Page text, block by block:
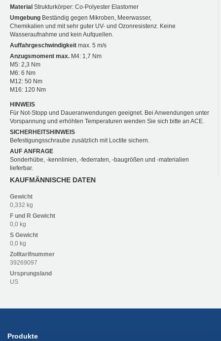
Material Strukturkörper: Co-Polyester Elastomer
Umgebung Beständig gegen Mikroben, Meerwasser,
Chemikalien und mit sehr guter UV- und Ozonresistenz. Keine
Wasseraufnahme und kein Aufquellen.
Auffahrgeschwindigkeit max. 5 m/s
Anzugsmoment max. M4: 1,7 Nm
M5: 2,3 Nm
M6: 6 Nm
M12: 50 Nm
M16: 120 Nm
HINWEIS
Für Not-Stopp und Daueranwendungen geeignet. Bei Anwendungen unter
Vorspannung und erhöhten Temperaturen wenden Sie sich bitte an ACE.
SICHERHEITSHINWEIS
Befestigungsschraube zusätzlich mit Loctite sichern.
AUF ANFRAGE
Sonderhübe, -kennlinien, -federraten, -baugrößen und -materialien
lieferbar.
KAUFMÄNNISCHE DATEN
Gewicht
0,332 kg
F und R Gewicht
0,0 kg
S Gewicht
0,0 kg
Zolltarifnummer
39269097
Ursprungsland
US
Produkte